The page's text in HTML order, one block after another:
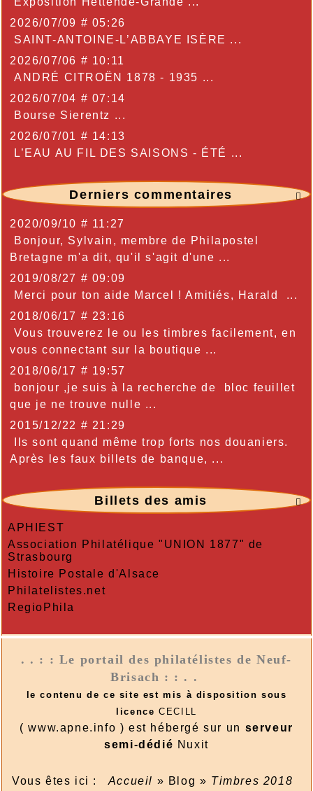
2026/07/09 # 05:26
SAINT-ANTOINE-L’ABBAYE ISÈRE ...
2026/07/06 # 10:11
ANDRÉ CITROËN 1878 - 1935 ...
2026/07/04 # 07:14
Bourse Sierentz ...
2026/07/01 # 14:13
L’EAU AU FIL DES SAISONS - ÉTÉ ...

Derniers commentaires
2020/09/10 # 11:27
Bonjour, Sylvain, membre de Philapostel
Bretagne m'a dit, qu'il s'agit d'une ...
2019/08/27 # 09:09
Merci pour ton aide Marcel ! Amitiés, Harald ...
2018/06/17 # 23:16
Vous trouverez le ou les timbres facilement, en
vous connectant sur la boutique ...
2018/06/17 # 19:57
bonjour ,je suis à la recherche de bloc feuillet
que je ne trouve nulle ...
2015/12/22 # 21:29
Ils sont quand même trop forts nos douaniers.
Après les faux billets de banque, ...

Billets des amis
APHIEST
Association Philatélique "UNION 1877" de
Strasbourg
Histoire Postale d'Alsace
Philatelistes.net
RegioPhila
. . : : Le portail des philatélistes de Neuf-
Brisach : : . .
le contenu de ce site est mis à disposition sous
licence CECILL
( www.apne.info ) est hébergé sur un serveur
semi-dédié Nuxit
Vous êtes ici : Accueil » Blog » Timbres 2018